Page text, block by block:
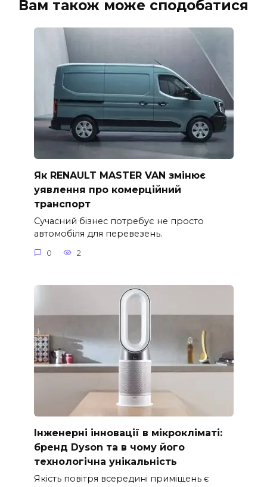
Вам також може сподобатися
Як RENAULT MASTER VAN змінює
уявлення про комерційний
транспорт
Сучасний бізнес потребує не просто
автомобіля для перевезень.
0 2
Інженерні інновації в мікрокліматі:
бренд Dyson та в чому його
технологічна унікальність
Якість повітря всередині приміщень є